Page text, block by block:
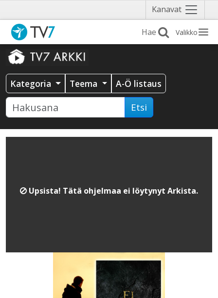
Kanavat Näytä
valikko
Valikko
Kategoria Teema A-Ö listaus
Etsi
Upsista! Tätä ohjelmaa ei löytynyt Arkista.